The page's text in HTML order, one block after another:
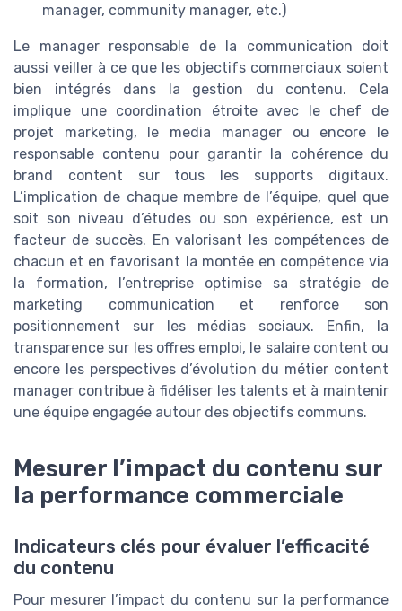
manager, community manager, etc.)
Le manager responsable de la communication doit
aussi veiller à ce que les objectifs commerciaux soient
bien intégrés dans la gestion du contenu. Cela
implique une coordination étroite avec le chef de
projet marketing, le media manager ou encore le
responsable contenu pour garantir la cohérence du
brand content sur tous les supports digitaux.
L’implication de chaque membre de l’équipe, quel que
soit son niveau d’études ou son expérience, est un
facteur de succès. En valorisant les compétences de
chacun et en favorisant la montée en compétence via
la formation, l’entreprise optimise sa stratégie de
marketing communication et renforce son
positionnement sur les médias sociaux. Enfin, la
transparence sur les offres emploi, le salaire content ou
encore les perspectives d’évolution du métier content
manager contribue à fidéliser les talents et à maintenir
une équipe engagée autour des objectifs communs.
Mesurer l’impact du contenu sur
la performance commerciale
Indicateurs clés pour évaluer l’efficacité
du contenu
Pour mesurer l’impact du contenu sur la performance